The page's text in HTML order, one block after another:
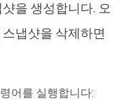
을 생성합니다. 오
냅샷을 삭제하면
어를 실행합니다: